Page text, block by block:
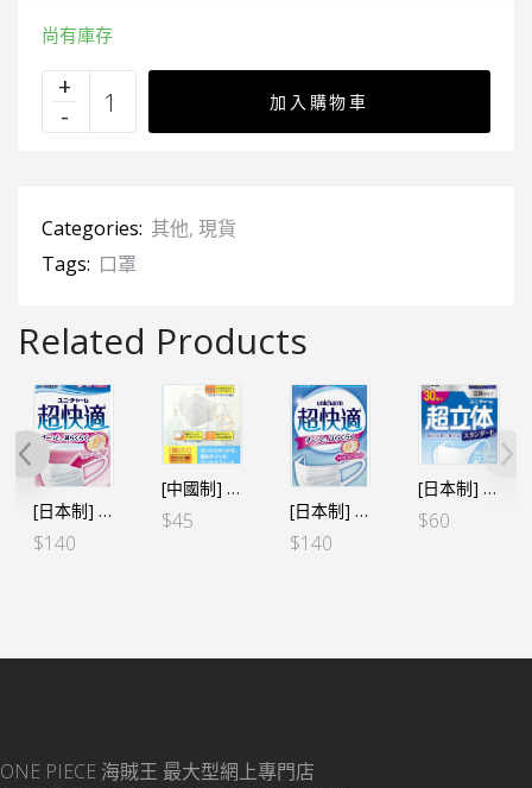
尚有庫存
加入購物車
Categories: 其他, 現貨
Tags: 口罩
Related Products
[日本制] 超快適口罩 30個裝 (細碼、中童及女士小臉用)
$140
[中國制] BMC口罩 30個裝 (正常碼)
$45 [日本制] 超快適口罩 30個裝 (正常碼)
$140
[日本制] 超立體口罩 30個裝 (正常碼)
$60
ONE PIECE 海賊王 最大型網上專門店